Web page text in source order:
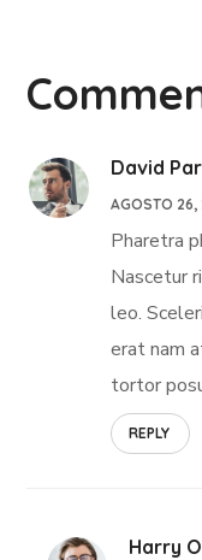
David
AGOSTO
Pharetra
Nascetur
leo.
erat nam
tortor
REPLY
Harry